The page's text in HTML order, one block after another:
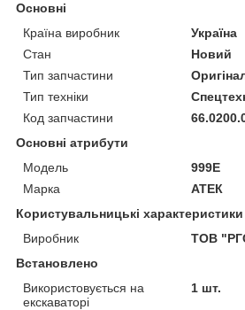
Основні
Країна виробник
Україна
Стан
Новий
Тип запчастини
Тип техніки
Код запчастини
Основні атрибути
Модель
999Е
Марка
АТЕК
Користувальницькі характеристики
Виробник
ТОВ
Встановлено
Використовується на
екскаваторі
1 шт.